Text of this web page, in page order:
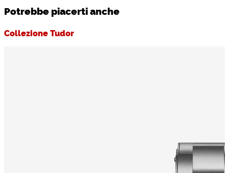
Potrebbe piacerti anche
Collezione Tudor